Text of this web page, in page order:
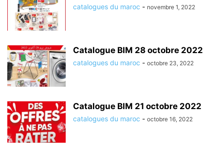
catalogues du maroc - novembre 1, 2022
Catalogue BIM 28 octobre 2022
catalogues du maroc - octobre 23, 2022
Catalogue BIM 21 octobre 2022
catalogues du maroc - octobre 16, 2022